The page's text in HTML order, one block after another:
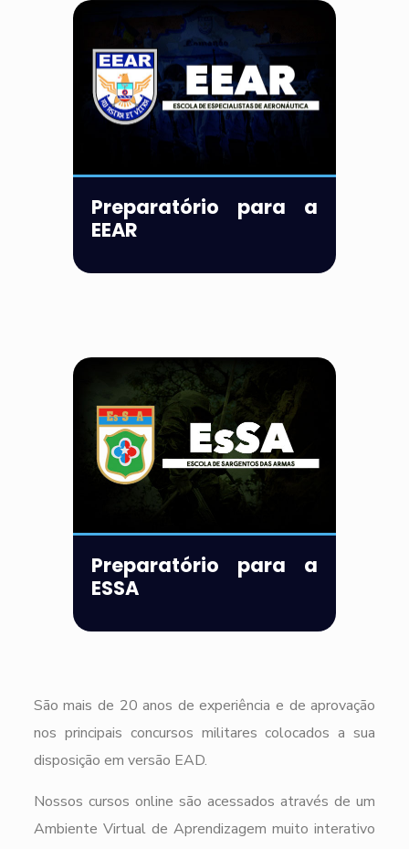
Preparatório para a
EEAR
Preparatório para a
ESSA
São mais de 20 anos de experiência e de aprovação
nos principais concursos militares colocados a sua
disposição em versão EAD.
Nossos cursos online são acessados através de um
Ambiente Virtual de Aprendizagem muito interativo